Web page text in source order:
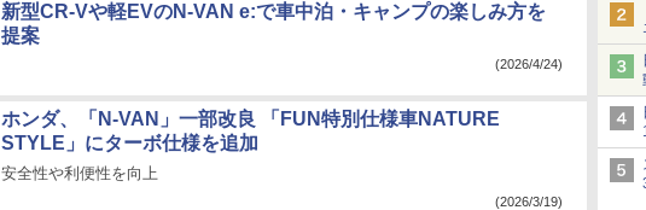
新型CR-Vや軽EVのN-VAN e:で車中泊・キャンプの楽しみ方を
提案
(2026/4/24)
ホンダ、「N-VAN」一部改良 「FUN特別仕様車NATURE
STYLE」にターボ仕様を追加
安全性や利便性を向上
(2026/3/19)